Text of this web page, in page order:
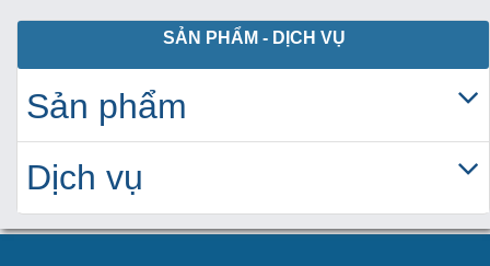
SẢN PHẨM - DỊCH VỤ
Sản phẩm
Dịch vụ